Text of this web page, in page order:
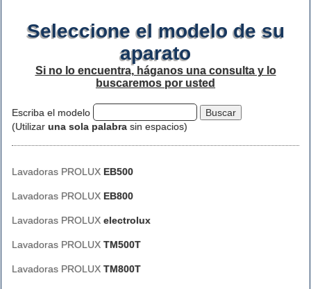
Seleccione el modelo de su
aparato
Si no lo encuentra, háganos una consulta y lo
buscaremos por usted
Escriba el modelo
(Utilizar una sola palabra sin espacios)
Lavadoras PROLUX EB500
Lavadoras PROLUX EB800
Lavadoras PROLUX electrolux
Lavadoras PROLUX TM500T
Lavadoras PROLUX TM800T